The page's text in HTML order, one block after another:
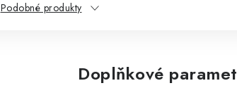
Podobné produkty
Doplňkové